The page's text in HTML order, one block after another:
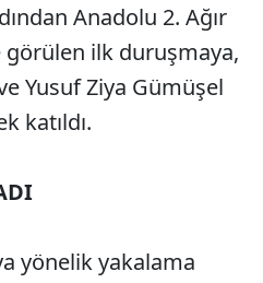
Anadolu 2. Ağır
görülen ilk duruşmaya,
Yusuf Ziya Gümüşel
katıldı.
yönelik yakalama